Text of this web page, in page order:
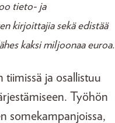
tieto- ja
kirjoittajia sekä edistää
kaksi miljoonaa euroa.
ja osallistuu
Työhön
somekampanjoissa,